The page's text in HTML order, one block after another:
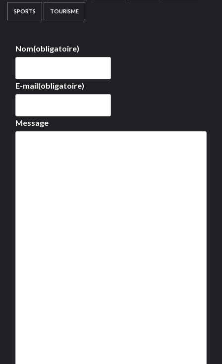
SPORTS TOURISME
Nom(obligatoire)
E-mail(obligatoire)
Message